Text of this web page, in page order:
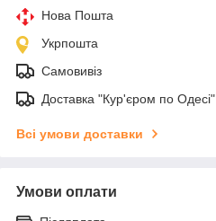
Нова Пошта
Укрпошта
Самовивіз
Доставка "Кур'єром по Одесі"
Всі умови доставки
Умови оплати